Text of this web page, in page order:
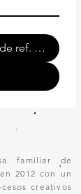
ref. o de tu
familiar de
2012 con un
creativos